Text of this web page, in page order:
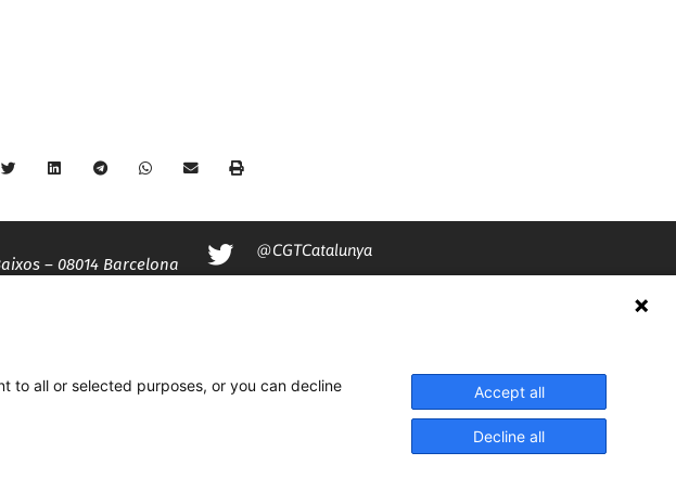
– 08014 Barcelona
@CGTCatalunya
to all or selected purposes, or you can decline
Accept all
Decline all